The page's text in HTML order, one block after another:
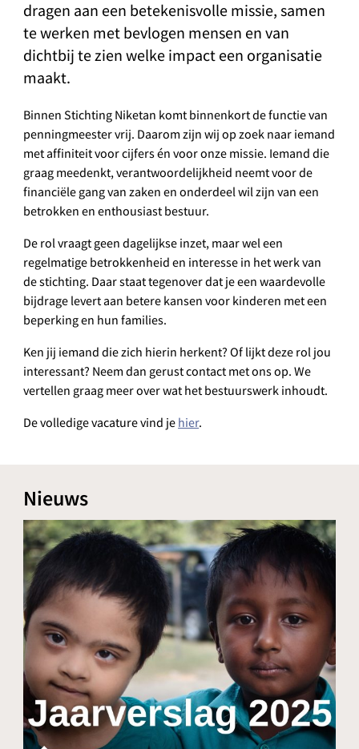
dragen aan een betekenisvolle missie, samen
te werken met bevlogen mensen en van
dichtbij te zien welke impact een organisatie
maakt.
Binnen Stichting Niketan komt binnenkort de functie van
penningmeester vrij. Daarom zijn wij op zoek naar iemand
met affiniteit voor cijfers én voor onze missie. Iemand die
graag meedenkt, verantwoordelijkheid neemt voor de
financiële gang van zaken en onderdeel wil zijn van een
betrokken en enthousiast bestuur.
De rol vraagt geen dagelijkse inzet, maar wel een
regelmatige betrokkenheid en interesse in het werk van
de stichting. Daar staat tegenover dat je een waardevolle
bijdrage levert aan betere kansen voor kinderen met een
beperking en hun families.
Ken jij iemand die zich hierin herkent? Of lijkt deze rol jou
interessant? Neem dan gerust contact met ons op. We
vertellen graag meer over wat het bestuurswerk inhoudt.
De volledige vacature vind je hier.
Nieuws